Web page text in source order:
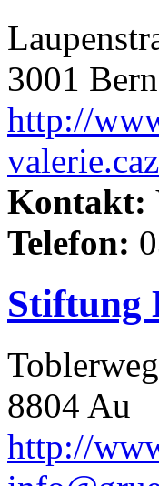
3001 Bern
http://
Kontakt:
Telefon:
Stiftung
8804 Au
http://